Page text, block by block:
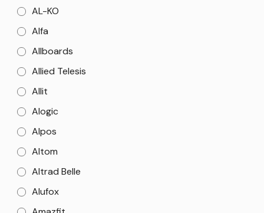
AL-KO
Alfa
Allboards
Allied Telesis
Allit
Alogic
Alpos
Altom
Altrad Belle
Alufox